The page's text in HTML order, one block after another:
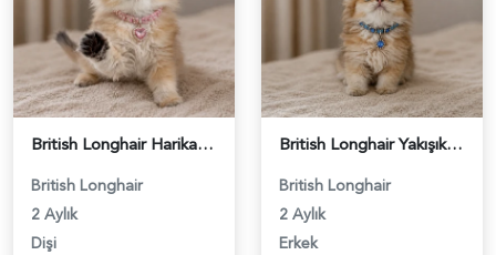
British Longhair Harika Renk Golden Dişi Yavrumuz - 5102
British Longhair
2 Aylık
Dişi
British Longhair Yakışıklı Erkek Yavrumuz - 5103
British Longhair
2 Aylık
Erkek